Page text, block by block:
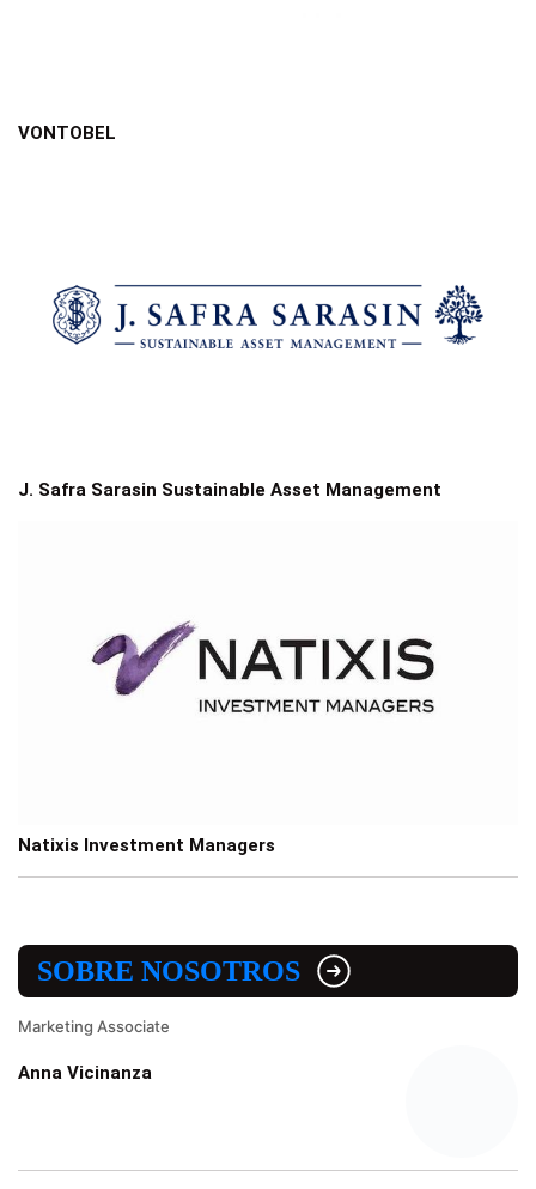
VONTOBEL
J. Safra Sarasin Sustainable Asset Management
Natixis Investment Managers
SOBRE NOSOTROS
Marketing Associate
Anna Vicinanza